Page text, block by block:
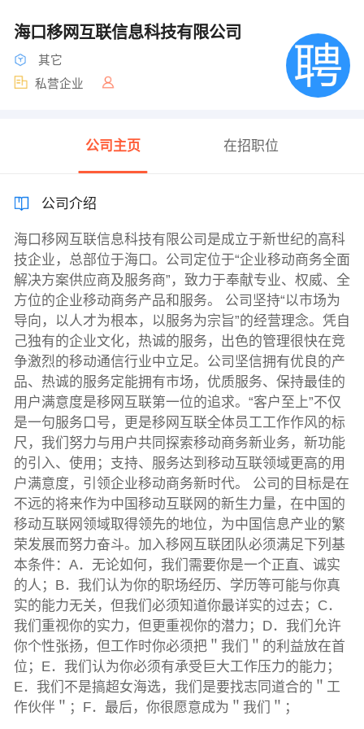
海口移网互联信息科技有限公司
其它
私营企业
公司主页 在招职位
公司介绍
海口移网互联信息科技有限公司是成立于新世纪的高科
技企业，总部位于海口。公司定位于“企业移动商务全面
解决方案供应商及服务商”，致力于奉献专业、权威、全
方位的企业移动商务产品和服务。 公司坚持“以市场为
导向，以人才为根本，以服务为宗旨”的经营理念。凭自
己独有的企业文化，热诚的服务，出色的管理很快在竞
争激烈的移动通信行业中立足。公司坚信拥有优良的产
品、热诚的服务定能拥有市场，优质服务、保持最佳的
用户满意度是移网互联第一位的追求。“客户至上”不仅
是一句服务口号，更是移网互联全体员工工作作风的标
尺，我们努力与用户共同探索移动商务新业务，新功能
的引入、使用；支持、服务达到移动互联领域更高的用
户满意度，引领企业移动商务新时代。 公司的目标是在
不远的将来作为中国移动互联网的新生力量，在中国的
移动互联网领域取得领先的地位，为中国信息产业的繁
荣发展而努力奋斗。加入移网互联团队必须满足下列基
本条件：A．无论如何，我们需要你是一个正直、诚实
的人；B．我们认为你的职场经历、学历等可能与你真
实的能力无关，但我们必须知道你最详实的过去；C．
我们重视你的实力，但更重视你的潜力；D．我们允许
你个性张扬，但工作时你必须把＂我们＂的利益放在首
位；E．我们认为你必须有承受巨大工作压力的能力；
E．我们不是搞超女海选，我们是要找志同道合的＂工
作伙伴＂；F．最后，你很愿意成为＂我们＂；